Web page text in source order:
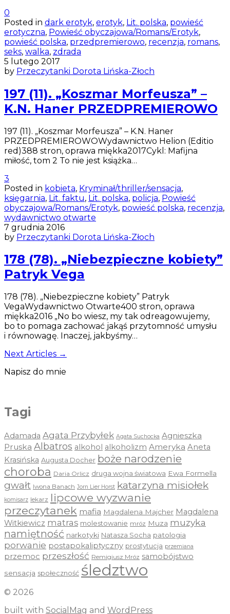
0
Posted in dark erotyk, erotyk, Lit. polska, powieść
erotyczna, Powieść obyczajowa/Romans/Erotyk,
powieść polska, przedpremierowo, recenzja, romans,
seks, walka, zdrada
5 lutego 2017
by Przeczytanki Dorota Lińska-Złoch
197 (11). „Koszmar Morfeusza” –
K.N. Haner PRZEDPREMIEROWO
197 (11). „Koszmar Morfeusza” – K.N. Haner
PRZEDPREMIEROWOWydawnictwo Helion (Editio
red)388 stron, oprawa miękka2017Cykl: Mafijna
miłość, tom 2 To nie jest książka…
3
Posted in kobieta, Kryminał/thriller/sensacja,
księgarnia, Lit. faktu, Lit. polska, policja, Powieść
obyczajowa/Romans/Erotyk, powieść polska, recenzja,
wydawnictwo otwarte
7 grudnia 2016
by Przeczytanki Dorota Lińska-Złoch
178 (78). „Niebezpieczne kobiety”
Patryk Vega
178 (78). „Niebezpieczne kobiety” Patryk
VegaWydawnictwo Otwarte400 stron, oprawa
miękka2016 „No bo wiesz, my tak odreagowujemy,
bo to pomaga zachować jakąś przytomność umysłu
i równowagę. Inaczej, jakbyśmy…
Next Articles →
Napisz do mnie
Tagi
Adamada Agata Przybyłek Agata Suchocka Agnieszka
Pruska Albatros alkohol alkoholizm Ameryka Aneta
Krasińska Augusta Docher boże narodzenie
choroba Daria Orlicz druga wojna światowa Ewa Formella
gwałt Iwona Banach Jorn Lier Horst katarzyna misiołek
komisarz lekarz lipcowe wyzwanie
przeczytanek mafia Magdalena Majcher Magdalena
Witkiewicz matras molestowanie mróz Muza muzyka
namiętność narkotyki Natasza Socha patologia
porwanie postapokaliptyczny prostytucja przemiana
przemoc przeszłość Remigiusz Mróz samobójstwo
sensacja społeczność śledztwo
© 2026
built with SocialMag and WordPress